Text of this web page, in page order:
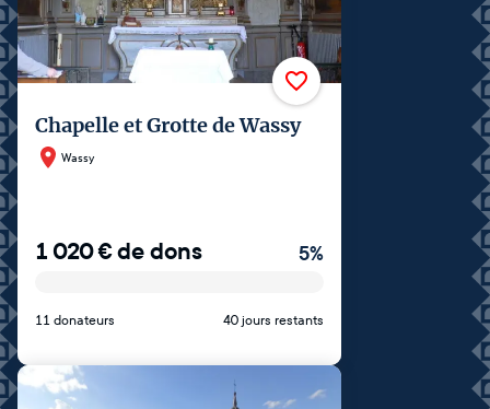
Chapelle et Grotte de Wassy
Wassy
1 020€de dons 5%
11 donateurs 40 jours restants